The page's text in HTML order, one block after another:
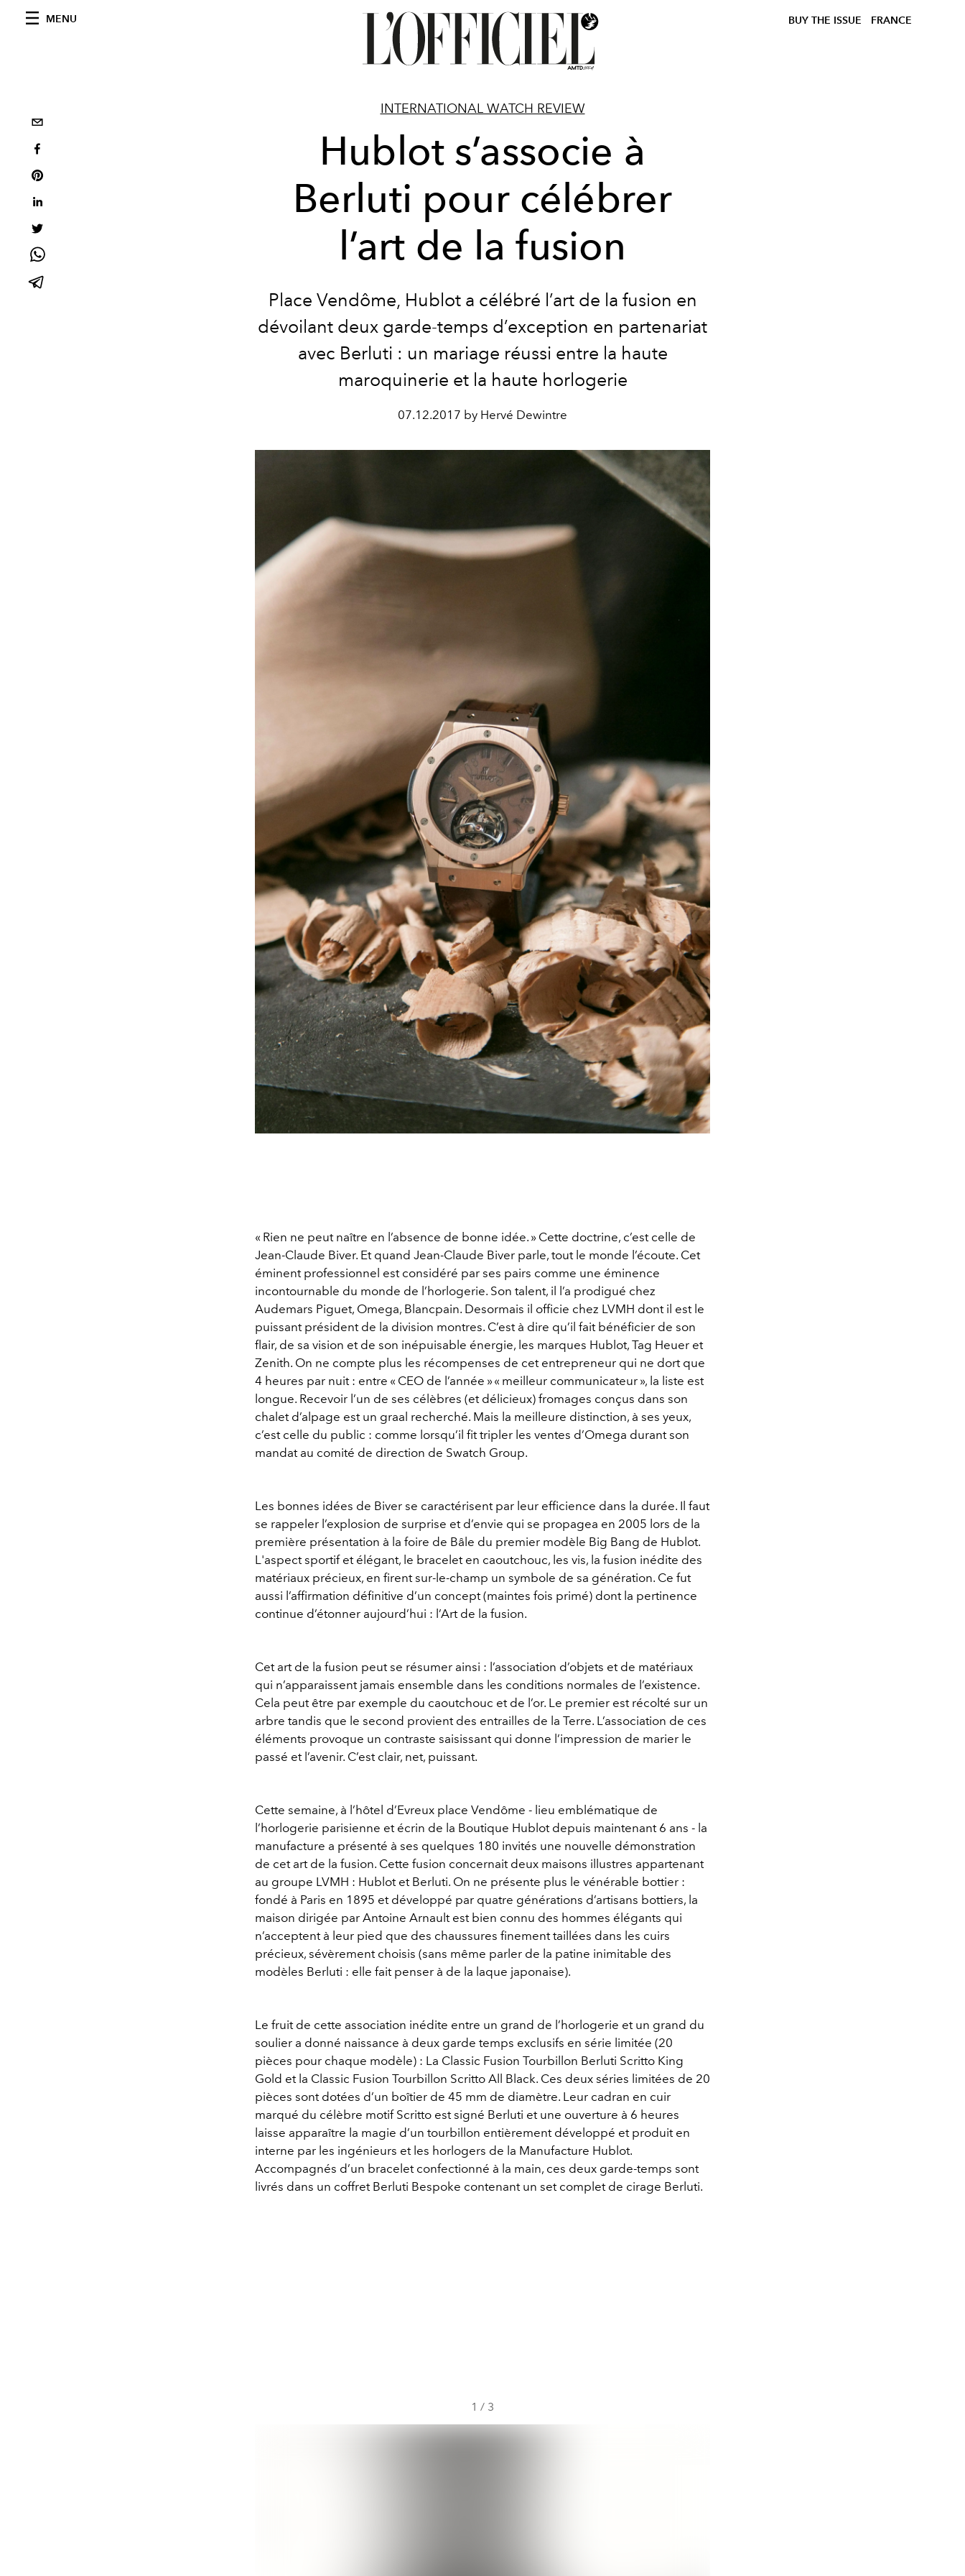
MENU BUY THE ISSUE FRANCE
INTERNATIONAL WATCH REVIEW
Hublot s’associe à
Berluti pour célébrer
l’art de la fusion
Place Vendôme, Hublot a célébré l’art de la fusion en
dévoilant deux garde-temps d’exception en partenariat
avec Berluti : un mariage réussi entre la haute
maroquinerie et la haute horlogerie
07.12.2017 by Hervé Dewintre
« Rien ne peut naître en l’absence de bonne idée. » Cette doctrine, c’est celle de
Jean-Claude Biver. Et quand Jean-Claude Biver parle, tout le monde l’écoute. Cet
éminent professionnel est considéré par ses pairs comme une éminence
incontournable du monde de l’horlogerie. Son talent, il l’a prodigué chez
Audemars Piguet, Omega, Blancpain. Desormais il officie chez LVMH dont il est le
puissant président de la division montres. C’est à dire qu’il fait bénéficier de son
flair, de sa vision et de son inépuisable énergie, les marques Hublot, Tag Heuer et
Zenith. On ne compte plus les récompenses de cet entrepreneur qui ne dort que
4 heures par nuit : entre « CEO de l’année » « meilleur communicateur », la liste est
longue. Recevoir l’un de ses célèbres (et délicieux) fromages conçus dans son
chalet d’alpage est un graal recherché. Mais la meilleure distinction, à ses yeux,
c’est celle du public : comme lorsqu’il fit tripler les ventes d’Omega durant son
mandat au comité de direction de Swatch Group.
Les bonnes idées de Biver se caractérisent par leur efficience dans la durée. Il faut
se rappeler l’explosion de surprise et d’envie qui se propagea en 2005 lors de la
première présentation à la foire de Bâle du premier modèle Big Bang de Hublot.
L'aspect sportif et élégant, le bracelet en caoutchouc, les vis, la fusion inédite des
matériaux précieux, en firent sur-le-champ un symbole de sa génération. Ce fut
aussi l’affirmation définitive d’un concept (maintes fois primé) dont la pertinence
continue d’étonner aujourd’hui : l’Art de la fusion.
Cet art de la fusion peut se résumer ainsi : l’association d’objets et de matériaux
qui n’apparaissent jamais ensemble dans les conditions normales de l’existence.
Cela peut être par exemple du caoutchouc et de l’or. Le premier est récolté sur un
arbre tandis que le second provient des entrailles de la Terre. L’association de ces
éléments provoque un contraste saisissant qui donne l’impression de marier le
passé et l’avenir. C’est clair, net, puissant.
Cette semaine, à l’hôtel d’Evreux place Vendôme - lieu emblématique de
l’horlogerie parisienne et écrin de la Boutique Hublot depuis maintenant 6 ans - la
manufacture a présenté à ses quelques 180 invités une nouvelle démonstration
de cet art de la fusion. Cette fusion concernait deux maisons illustres appartenant
au groupe LVMH : Hublot et Berluti. On ne présente plus le vénérable bottier :
fondé à Paris en 1895 et développé par quatre générations d’artisans bottiers, la
maison dirigée par Antoine Arnault est bien connu des hommes élégants qui
n’acceptent à leur pied que des chaussures finement taillées dans les cuirs
précieux, sévèrement choisis (sans même parler de la patine inimitable des
modèles Berluti : elle fait penser à de la laque japonaise).
Le fruit de cette association inédite entre un grand de l’horlogerie et un grand du
soulier a donné naissance à deux garde temps exclusifs en série limitée (20
pièces pour chaque modèle) : La Classic Fusion Tourbillon Berluti Scritto King
Gold et la Classic Fusion Tourbillon Scritto All Black. Ces deux séries limitées de 20
pièces sont dotées d’un boîtier de 45 mm de diamètre. Leur cadran en cuir
marqué du célèbre motif Scritto est signé Berluti et une ouverture à 6 heures
laisse apparaître la magie d’un tourbillon entièrement développé et produit en
interne par les ingénieurs et les horlogers de la Manufacture Hublot.
Accompagnés d’un bracelet confectionné à la main, ces deux garde-temps sont
livrés dans un coffret Berluti Bespoke contenant un set complet de cirage Berluti.
1 / 3